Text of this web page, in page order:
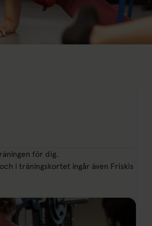
för dig.
i träningskortet ingår även Friskis